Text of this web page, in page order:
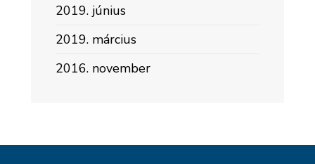
2019. június
2019. március
2016. november